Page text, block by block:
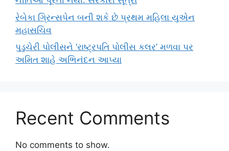
રેબેકા ગ્રિન્સપેન બની શકે છે પ્રથમ મહિલા યુએન
મહાસચિવ
પુડુચેરી પોલીસને ‘રાષ્ટ્રપતિ પોલીસ કલર’ મળવા પર
અમિત શાહે અભિનંદન આપ્યા
Recent Comments
No comments to show.